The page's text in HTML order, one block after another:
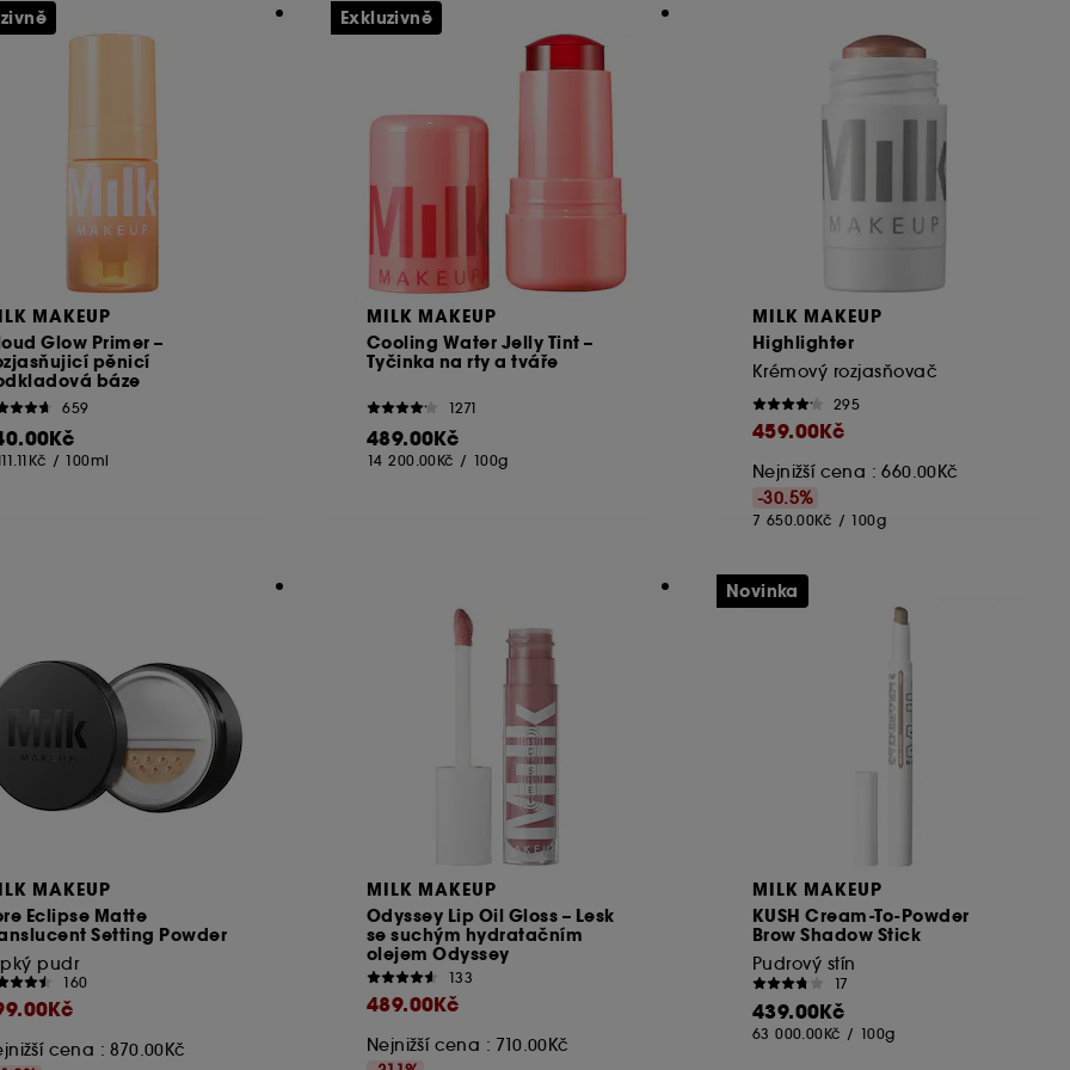
MAKEUP
Glow Primer –
pěnicí
báze
659
/ 100ml
MILK MAKEUP
Cooling Water Jelly Tint –
Tyčinka na rty a tváře
1271
489.00Kč
14 200.00Kč / 100g
Exkluzivně
MILK MAKEUP
Highlighter
Krémový rozjasňovač
295
459.00Kč
Nejnižší cena : 660.00Kč
-30.5%
7 650.00Kč / 100g
MAKEUP
Eclipse Matte
Setting Powder
pudr
160
cena : 870.00Kč
MILK MAKEUP
Odyssey Lip Oil Gloss – Lesk
se suchým hydratačním
olejem Odyssey
133
489.00Kč
Nejnižší cena : 710.00Kč
MILK MAKEUP
KUSH Cream-To-Powder
Brow Shadow Stick
Pudrový stín
17
439.00Kč
63 000.00Kč / 100g
Novinka